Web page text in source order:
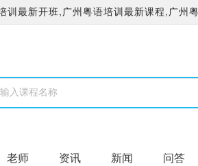
最新开班,广州粤语培训最新课程,广州
老师 资讯 新闻 问答